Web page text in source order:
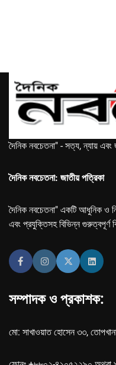
দৈনিক নবচেতনা" - সত্য, ন্যায় এবং
দৈনিক নবচেতনা: জাতীয় পত্রিকা
দৈনিক নবচেতনা" একটি আধুনিক ও
এবং প্রযুক্তিসহ বিভিন্ন গুরুত্বপূর্ণ
সম্পাদক ও প্রকাশক:
মো: সাখাওয়াত হোসেন ৩৩,